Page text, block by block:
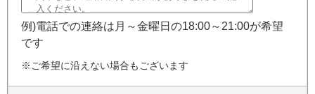
例)電話での連絡は月～金曜日の18:00～21:00が希望
です
※ご希望に沿えない場合もございます